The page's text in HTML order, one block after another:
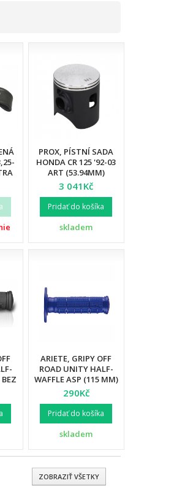
PROX, PÍSTNÍ SADA
HONDA CR 125 '92-03
ART (53.94MM)
3 041Kč
Pridať do košíka
skladem
ARIETE, GRIPY OFF
ROAD UNITY HALF-
WAFFLE ASP (115 MM)
BEZ OTVORU, MODRÁ
BARVA (12)
290Kč
Pridať do košíka
skladem
ZOBRAZIŤ VŠETKY